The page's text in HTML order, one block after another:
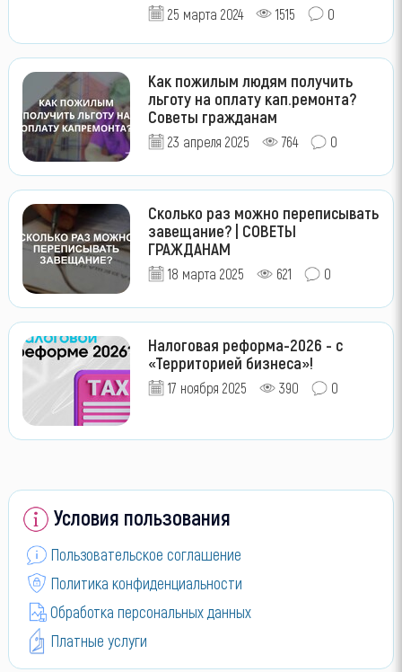
25 марта 2024 1515 0
Как пожилым людям получить
льготу на оплату кап.ремонта?
Советы гражданам
23 апреля 2025 764 0
Сколько раз можно переписывать
завещание? | СОВЕТЫ
ГРАЖДАНАМ
18 марта 2025 621 0
Налоговая реформа-2026 - с
«Территорией бизнеса»!
17 ноября 2025 390 0
Условия пользования
Пользовательское соглашение
Политика конфиденциальности
Обработка персональных данных
Платные услуги